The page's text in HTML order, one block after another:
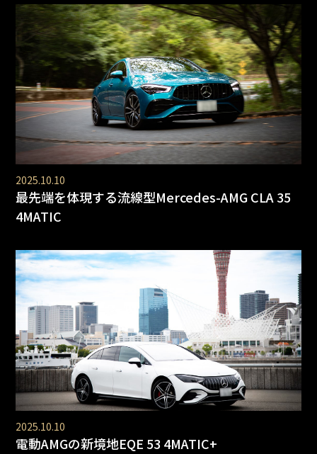
2025.10.10
最先端を体現する流線型Mercedes-AMG CLA 35
4MATIC
2025.10.10
電動AMGの新境地EQE 53 4MATIC+